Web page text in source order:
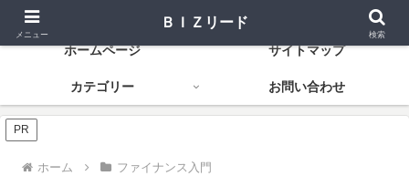
資金調達から経営改善まで役立つ金融知識
ホームページ サイトマップ
カテゴリー お問い合わせ
PR
ホーム ファイナンス入門
メニュー
ＢＩＺリード
検索